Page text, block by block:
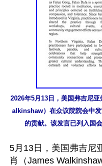
2026年5月13日，美国弗吉尼
alkinshaw）在众议院院会中
的贡献。该发言已列入国
5月13日，美国弗吉尼
肖（James